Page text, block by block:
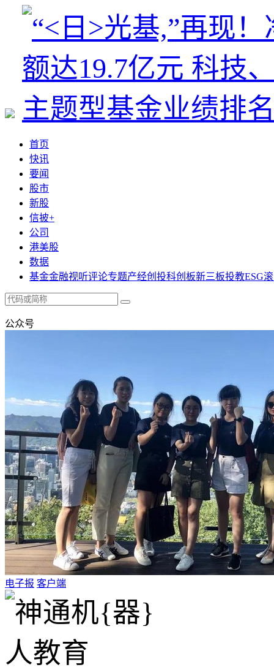
首页
快讯
要闻
股市
新股
信披+
公司
港美股
数据
基金金融视听评论专题产经创投科创板新三板投教ESG
公众号
电子报 客户端